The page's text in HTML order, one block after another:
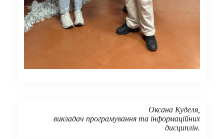
Оксана Куделя,
викладач програмування та інформаційних
дисциплін.